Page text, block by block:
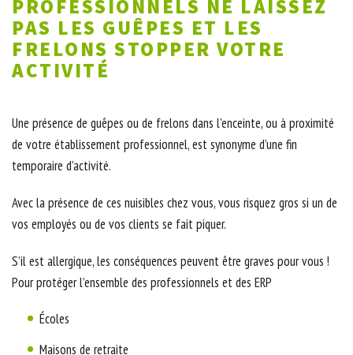
PROFESSIONNELS NE LAISSEZ
PAS LES GUÊPES ET LES
FRELONS STOPPER VOTRE
ACTIVITÉ
Une présence de guêpes ou de frelons dans l’enceinte, ou à proximité
de votre établissement professionnel, est synonyme d’une fin
temporaire d’activité.
Avec la présence de ces nuisibles chez vous, vous risquez gros si un de
vos employés ou de vos clients se fait piquer.
S’il est allergique, les conséquences peuvent être graves pour vous !
Pour protéger l’ensemble des professionnels et des ERP
Écoles
Maisons de retraite